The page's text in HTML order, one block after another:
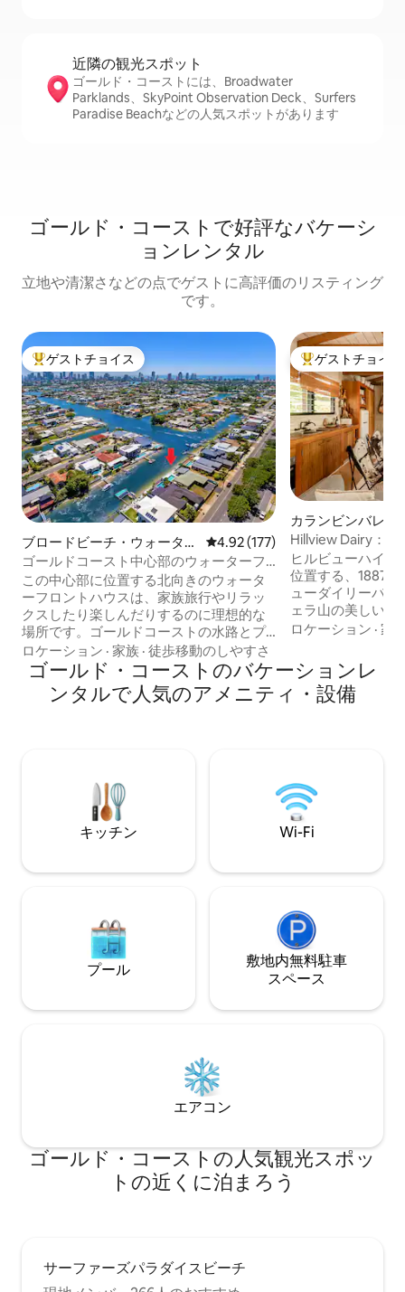
近隣の観光ス⁠ポ⁠ッ⁠ト
ゴールド・コーストには、Broadwater
Parklands、SkyPoint Observation Deck、Surfers
Paradise Beachなどの人気スポットがあります
ゴールド・コーストで好評なバケーシ
ョンレンタル
立地や清潔さなどの点でゲストに高評価のリスティング
です。
大好評のゲストチョイスです。
ゲストチョイス
ブロードビーチ・ウォーター
ズの一軒家
レビュー177件、5つ星中4.92つ
4.92 (177)
ゴールドコースト中心部のウォーターフ
ロントにあるプール付きの一軒家
この中心部に位置する北向きのウォータ
ーフロントハウスは、家族旅行やリラッ
クスしたり楽しんだりするのに理想的な
場所です。ゴールドコーストの水路とプ
ールを見渡せる屋外のアルフレスコエリ
アに流れ込むオープンプランのリビング
は、友達や家族を楽しませるのにぴった
りです。カラワビーチ、スター・カジ
フードホール、コーヒーハウス、パブ、
クラブ、ショッピングエリアが揃ってい
ます。ゴールドコーストでの滞在をお楽
しみください。 この物件は「第二の我が
て、この素晴らしい中心部のロケーショ
ゴールドコーストコンベンションエキシ
ビションセンターとスター・カジノに出
席する会議の代表者にとっては徒歩圏内
（約10 ～15分） ＊安全でプライベートな
サーファーズパラダイスのスカイライン
心部に位置しています * 24時間キーパッ
ドセキュリティ ＊北向きのプライベート
プール ＊近くに広い自転車/ウォーキング
トラックと子供用遊び場があります *ゴー
ワールド、ムービーワールド、シーワー
ルド、パラダイスカントリー、アウトバ
ックスペクタキュラー、ウェット・アン
ド・ワイルド）まで車（または公共交通
にフェンスで囲まれた安全な前庭で安全
に遊べます リビングスペースとキッチン
ロケーション · 家族 · 徒歩移動のしやすさ
大好評のゲスト
ゲストチョイス
カランビンバレー
Hillview Dairy：よ
イランド牧場の牛
ヒルビューハイ
位置する、1887
ューダイリーバー
ェラ山の美しい急
リーク、農業地
の馬の給餌。 🐓
🧑‍🌾 当農場の果
ます 短期宿泊事業許可番号：GCCC
は広大な農地に囲
ロケーション ·家
ゴールド・コーストのバケーションレ
ンタルで人気のアメニティ・設備
キッチン Wi-Fi
プール
敷地内無料駐⁠車
ス⁠ペ⁠ー⁠ス
エアコン
ゴールド・コーストの人気観光スポッ
トの近くに泊まろう
サーファーズパラダイスビーチ